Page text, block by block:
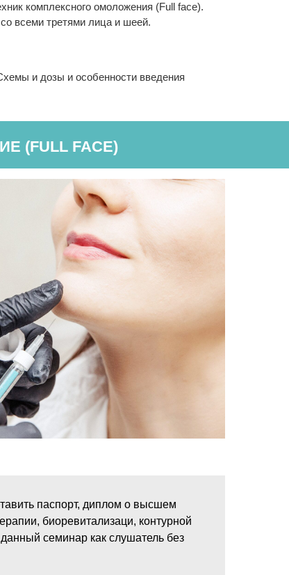
комплексного омоложения (Full face).
всеми третями лица и шеей.
и дозы и особенности введения
(FULL FACE)
паспорт, диплом о высшем
биоревитализаци, контурной
семинар как слушатель без